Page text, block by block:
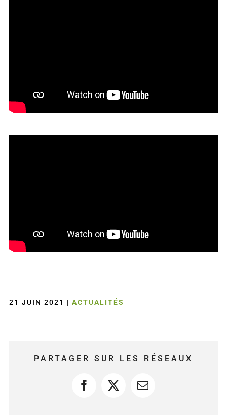
21 JUIN 2021 | ACTUALITÉS
PARTAGER SUR LES RÉSEAUX
Facebook
X Courriel